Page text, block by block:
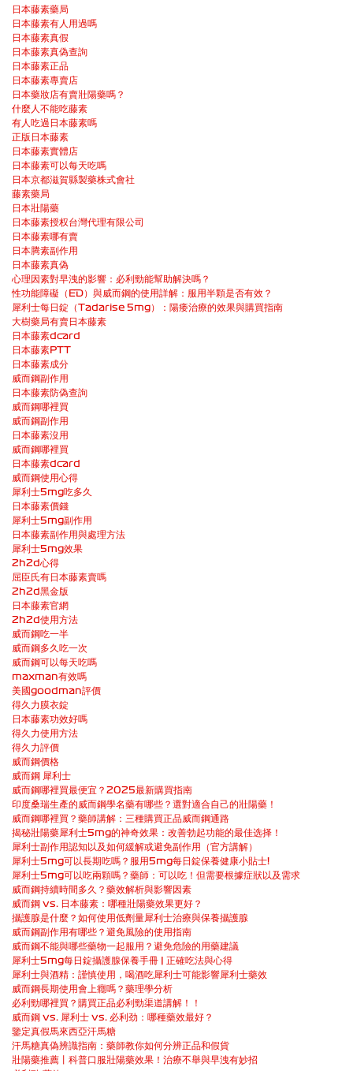
日本藤素藥局
日本藤素有人用過嗎
日本藤素真假
日本藤素真偽查詢
日本藤素正品
日本藤素專賣店
日本藥妝店有賣壯陽藥嗎？
什麼人不能吃藤素
有人吃過日本藤素嗎
正版日本藤素
日本藤素實體店
日本藤素可以每天吃嗎
日本京都滋賀縣製藥株式會社
藤素藥局
日本壯陽藥
日本藤素授权台灣代理有限公司
日本藤素哪有賣
日本腾素副作用
日本藤素真偽
心理因素對早洩的影響：必利勁能幫助解決嗎？
性功能障礙（ED）與威而鋼的使用詳解：服用半顆是否有效？
犀利士每日錠（Tadarise 5mg）：陽痿治療的效果與購買指南
大樹藥局有賣日本藤素
日本藤素dcard
日本藤素PTT
日本藤素成分
威而鋼副作用
日本藤素防偽查詢
威而鋼哪裡買
威而鋼副作用
日本藤素沒用
威而鋼哪裡買
日本藤素dcard
威而鋼使用心得
犀利士5mg吃多久
日本藤素價錢
犀利士5mg副作用
日本藤素副作用與處理方法
犀利士5mg效果
2h2d心得
屈臣氏有日本藤素賣嗎
2h2d黑金版
日本藤素官網
2h2d使用方法
威而鋼吃一半
威而鋼多久吃一次
威而鋼可以每天吃嗎
maxman有效嗎
美國goodman評價
得久力膜衣錠
日本藤素功效好嗎
得久力使用方法
得久力評價
威而鋼價格
威而鋼 犀利士
威而鋼哪裡買最便宜？2025最新購買指南
印度桑瑞生產的威而鋼學名藥有哪些？選對適合自己的壯陽藥！
威而鋼哪裡買？藥師講解：三種購買正品威而鋼通路
揭秘壯陽藥犀利士5mg的神奇效果：改善勃起功能的最佳选择！
犀利士副作用認知以及如何緩解或避免副作用（官方講解）
犀利士5mg可以長期吃嗎？服用5mg每日錠保養健康小貼士!
犀利士5mg可以吃兩顆嗎？藥師：可以吃！但需要根據症狀以及需求
威而鋼持續時間多久？藥效解析與影響因素
威而鋼 vs. 日本藤素：哪種壯陽藥效果更好？
攝護腺是什麼？如何使用低劑量犀利士治療與保養攝護腺
威而鋼副作用有哪些？避免風險的使用指南
威而鋼不能與哪些藥物一起服用？避免危險的用藥建議
犀利士5mg每日錠攝護腺保養手冊 | 正確吃法與心得
犀利士與酒精：謹慎使用，喝酒吃犀利士可能影響犀利士藥效
威而鋼長期使用會上癮嗎？藥理學分析
必利勁哪裡買？購買正品必利勁渠道講解！！
威而鋼 vs. 犀利士 vs. 必利劲：哪種藥效最好？
鑒定真假馬來西亞汗馬糖
汗馬糖真偽辨識指南：藥師教你如何分辨正品和假貨
壯陽藥推薦丨科普口服壯陽藥效果！治療不舉與早洩有妙招